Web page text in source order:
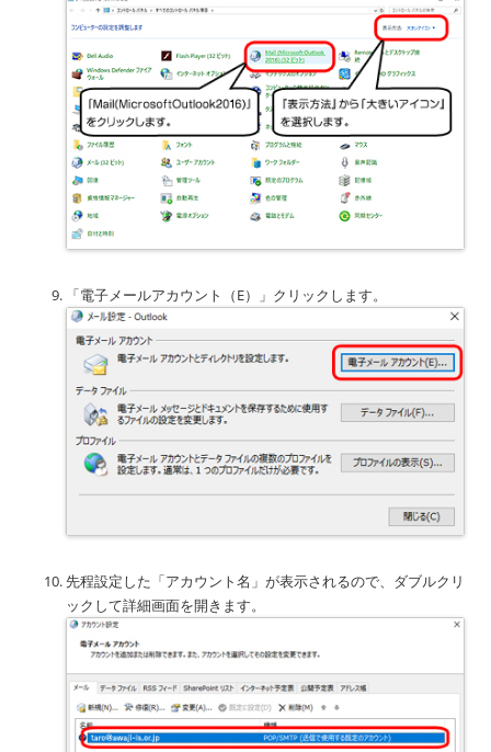
「電子メールアカウント（E）」クリックします。
先程設定した「アカウント名」が表示されるので、ダブルクリ
ックして詳細画面を開きます。